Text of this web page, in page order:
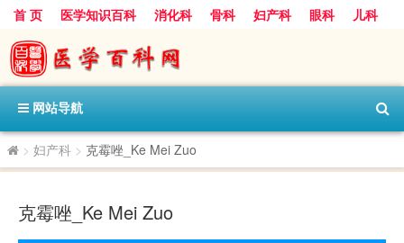
首 页 医学知识百科 消化科 骨科 妇产科 眼科
儿科
心血管病科
呼吸科 神经科
内分泌科
口腔科
网站导航
> 妇产科 > 克霉唑_Ke Mei Zuo
克霉唑_Ke Mei Zuo